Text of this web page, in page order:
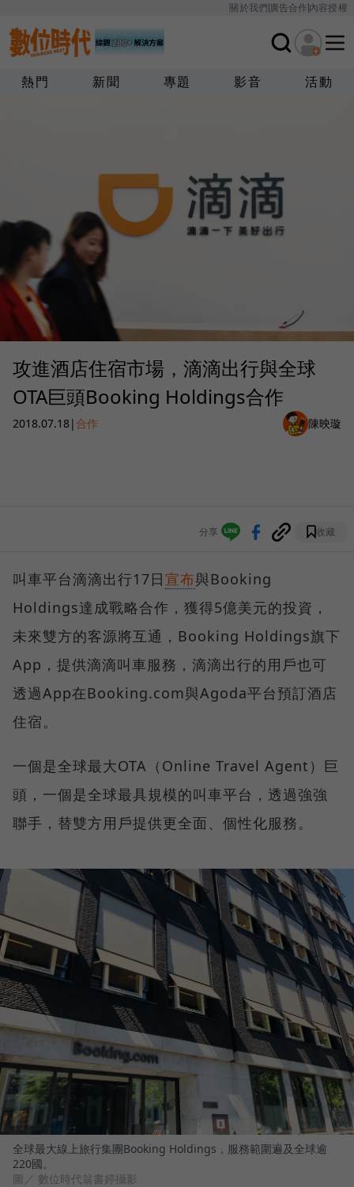
關於我們廣告合作內容授權
熱門 新聞 專題 影音 活動
攻進酒店住宿市場，滴滴出行與全球
OTA巨頭Booking Holdings合作
2018.07.18|合作 陳映璇
分享 收藏
叫車平台滴滴出行17日宣布與Booking
Holdings達成戰略合作，獲得5億美元的投資，
未來雙方的客源將互通，Booking Holdings旗下
App，提供滴滴叫車服務，滴滴出行的用戶也可
透過App在Booking.com與Agoda平台預訂酒店
住宿。
一個是全球最大OTA（Online Travel Agent）巨
頭，一個是全球最具規模的叫車平台，透過強強
聯手，替雙方用戶提供更全面、個性化服務。
全球最大線上旅行集團Booking Holdings，服務範圍遍及全球逾
220國。
圖／ 數位時代翁書婷攝影